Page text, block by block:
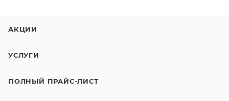
АКЦИИ
УСЛУГИ
ПОЛНЫЙ ПРАЙС-ЛИСТ